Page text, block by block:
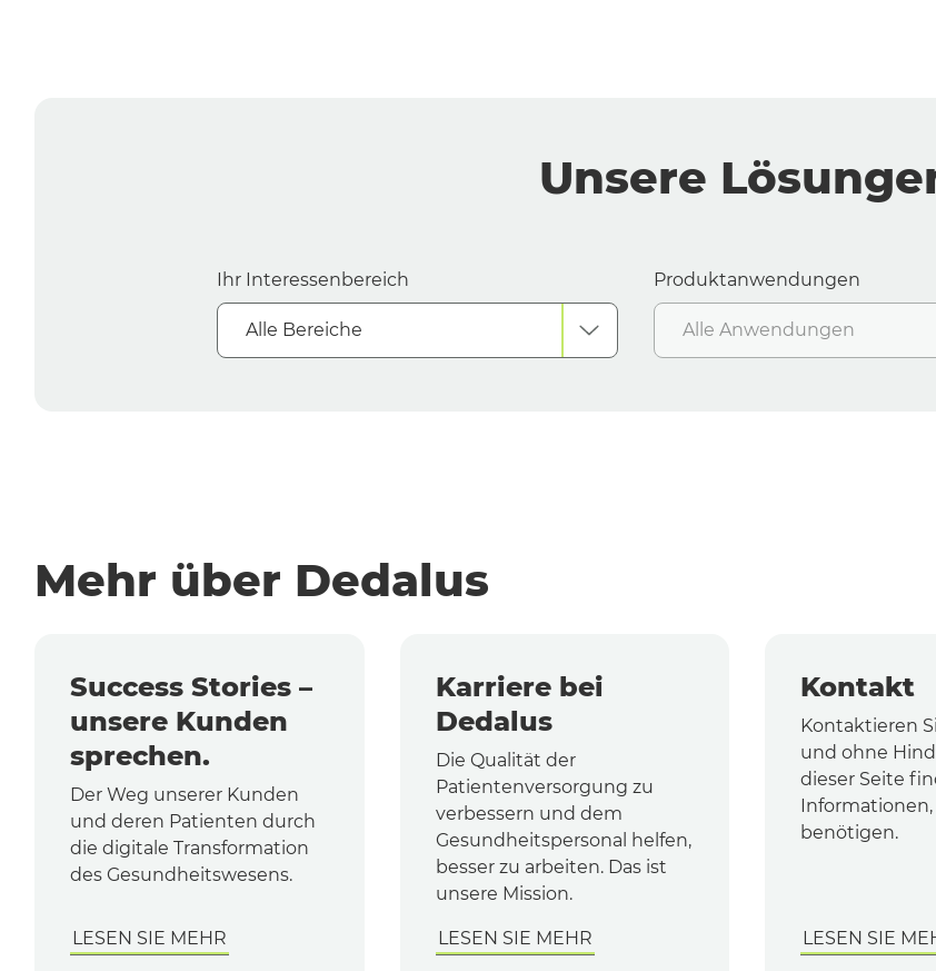
Unsere
Ihr Interessenbereich
Alle Bereiche
Produktanwendungen
Alle Anwendungen
Mehr über Dedalus
Success Stories –
unsere Kunden
sprechen.
Der Weg unserer Kunden
und deren Patienten durch
die digitale Transformation
des Gesundheitswesens.
LESEN SIE MEHR
Karriere bei
Dedalus
Die Qualität der
Patientenversorgung zu
verbessern und dem
Gesundheitspersonal helfen,
besser zu arbeiten. Das ist
unsere Mission.
LESEN SIE MEHR
Kontakt
Kontaktieren
und ohne
dieser Seite
Informationen,
benötigen.
LESEN SIE